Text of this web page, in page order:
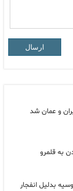
ارسال
و عمان شد
به قلمرو
بدلیل انفجار